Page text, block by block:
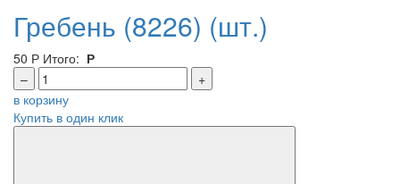
Гребень (8226) (шт.)
50 Р Итого: Р
–
+
в корзину
Купить в один клик